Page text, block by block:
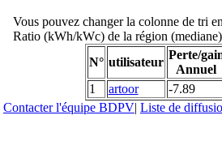
Vous pouvez changer la colonne de tri
Ratio (kWh/kWc) de la région
N° utilisateur
Perte/
Annuel
1
artoor -7.89
Contacter l'équipe BDPV| Liste de